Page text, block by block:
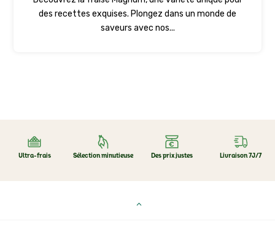
des recettes exquises. Plongez dans un monde de
saveurs avec nos...
Ultra-frais Sélection minutieuse Des prix justes Livraison 7J/7